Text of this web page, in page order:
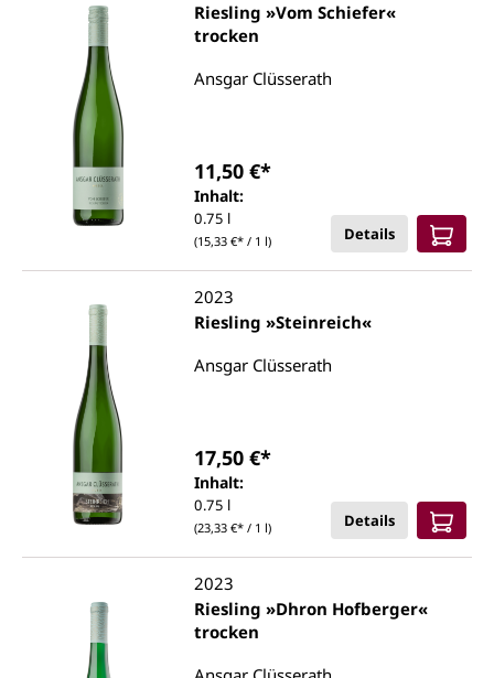
Riesling »Vom Schiefer«
trocken
Ansgar Clüsserath
Inhalt:
0.75 l
(15,33 €* / 1 l)
11,50 €*
Details
2023
Riesling »Steinreich«
Ansgar Clüsserath
Inhalt:
0.75 l
(23,33 €* / 1 l)
17,50 €*
Details
2023
Riesling »Dhron Hofberger«
trocken